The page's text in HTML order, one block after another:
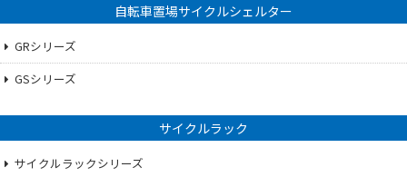
自転車置場サイクルシェルター
GRシリーズ
GSシリーズ
サイクルラック
サイクルラックシリーズ